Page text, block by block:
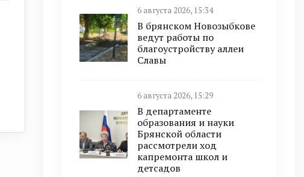
6 августа 2026, 15:34
В брянском Новозыбкове
ведут работы по
благоустройству аллеи
Славы
6 августа 2026, 15:29
В департаменте
образования и науки
Брянской области
рассмотрели ход
капремонта школ и
детсадов